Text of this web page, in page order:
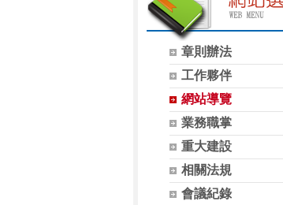
章則辦法
工作夥伴
網站導覽
業務職掌
重大建設
相關法規
會議紀錄